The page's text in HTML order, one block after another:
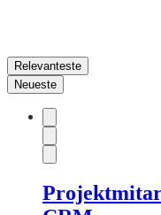
Relevanteste
Neueste